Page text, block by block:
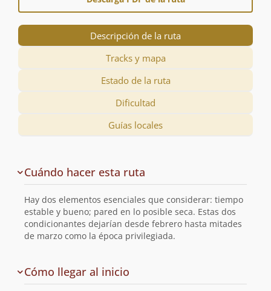
Descripción de la ruta
Tracks y mapa
Estado de la ruta
Dificultad
Guías locales
de
la
ruta
Cuándo hacer esta ruta
Hay dos elementos esenciales que considerar: tiempo
estable y bueno; pared en lo posible seca. Estas dos
condicionantes dejarían desde febrero hasta mitades
de marzo como la época privilegiada.
Cómo llegar al inicio
la